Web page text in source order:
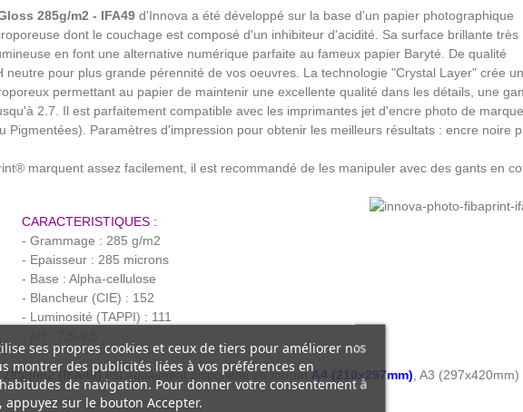
285g/m2 - IFA49 d'Innova a été développé sur la base d'un papier photographique
dont le couchage est composé d'un inhibiteur d'acidité. Sa surface brillante très
en font une alternative numérique parfaite au fameux papier Baryté. De qualité
pour plus grande pérennité de vos oeuvres. La technologie "Crystal Layer" crée
permettant au papier de maintenir une excellente qualité dans les détails, une
2.7. Il est parfaitement compatible avec les imprimantes jet d'encre photo de marque
Pigmentées). Paramètres d'impression pour obtenir les meilleurs résultats : encre noire
marquent assez facilement, il est recommandé de les manipuler avec des gants en
CARACTERISTIQUES :
- Grammage : 285 g/m2
- Epaisseur : 285 microns
- Base : Alpha-cellulose
- Blancheur (CIE) : 152
- Luminosité (TAPPI) : 111
m2 (IFA49)est également disponible en formatA4 (210x297mm) , A3
ses propres cookies et ceux de tiers pour améliorer nos
montrer des publicités liées à vos préférences en
de navigation. Pour donner votre consentement à
sur le bouton Accepter.